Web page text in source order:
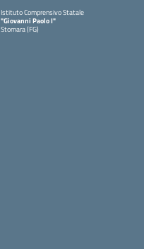
Istituto Comprensivo Statale
"Giovanni Paolo I"
Stornara (FG)